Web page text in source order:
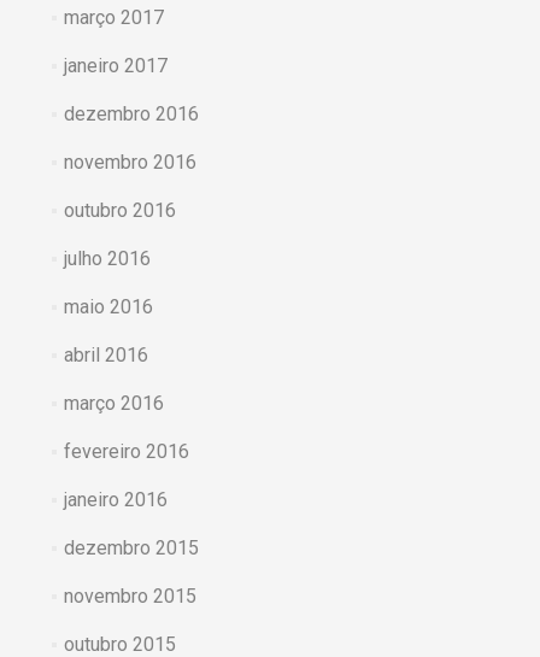
março 2017
janeiro 2017
dezembro 2016
novembro 2016
outubro 2016
julho 2016
maio 2016
abril 2016
março 2016
fevereiro 2016
janeiro 2016
dezembro 2015
novembro 2015
outubro 2015